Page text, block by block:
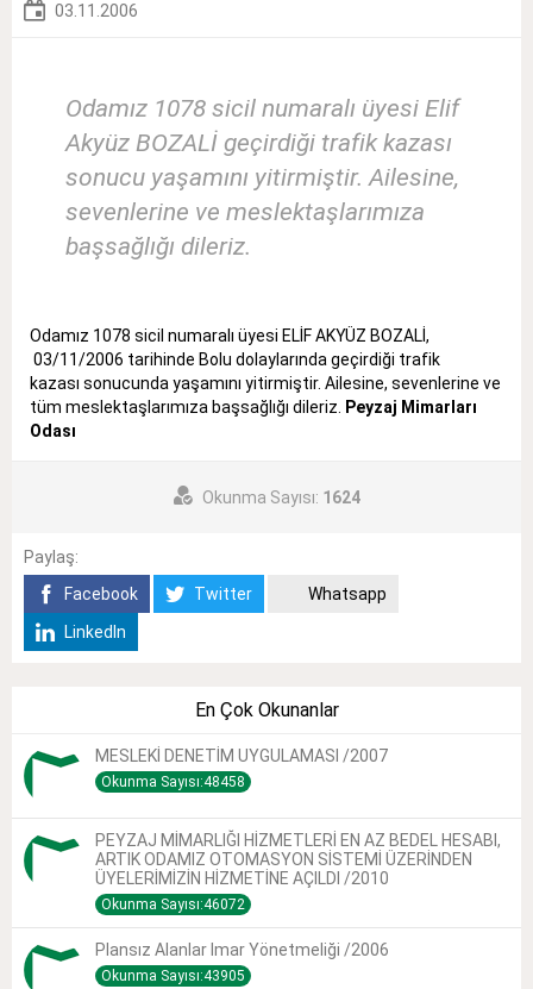
03.11.2006
Odamız 1078 sicil numaralı üyesi Elif
Akyüz BOZALİ geçirdiği trafik kazası
sonucu yaşamını yitirmiştir. Ailesine,
sevenlerine ve meslektaşlarımıza
başsağlığı dileriz.
Odamız 1078 sicil numaralı üyesi ELİF AKYÜZ BOZALİ,
03/11/2006 tarihinde Bolu dolaylarında geçirdiği trafik
kazası sonucunda yaşamını yitirmiştir. Ailesine, sevenlerine ve
tüm meslektaşlarımıza başsağlığı dileriz.
Peyzaj Mimarları
Odası
Okunma Sayısı: 1624
Paylaş:
Facebook
Twitter
Whatsapp
LinkedIn
En Çok Okunanlar
MESLEKİ DENETİM UYGULAMASI /2007
Okunma Sayısı:48458
PEYZAJ MİMARLIĞI HİZMETLERİ EN AZ BEDEL HESABI,
ARTIK ODAMIZ OTOMASYON SİSTEMİ ÜZERİNDEN
ÜYELERİMİZİN HİZMETİNE AÇILDI /2010
Okunma Sayısı:46072
Plansız Alanlar Imar Yönetmeliği /2006
Okunma Sayısı:43905